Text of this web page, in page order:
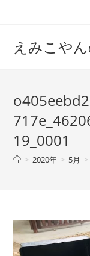
えみこや
19_0001
> 2020年 > 5月 >